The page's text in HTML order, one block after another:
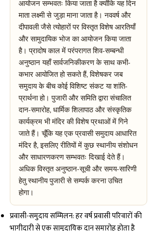
आयोजन सम्भवतः किया जाता है क्योंकि यह दिन
माता लक्ष्मी से जुड़ा माना जाता है। नववर्ष और
दीपावली जैसे त्योहारों पर विस्तृत विशेष आरतियाँ
और सामुदायिक भोज का आयोजन किया जाता
है। प्रादोष काल में परंपरागत शिव-सम्बन्धी
अनुष्ठान यहाँ सार्वजनिकीकरण के साथ कभी-
कभार आयोजित हो सकते हैं, विशेषकर जब
समुदाय के बीच कोई विशिष्ट संकट या शांति-
प्रार्थना हो। पुजारी और समिति द्वारा संचालित
दान-समारोह, धार्मिक शिलापाठ और संस्कृतिक
कार्यक्रम भी मंदिर की विशेष प्रथाओं में गिने
जाते हैं। चूँकि यह एक प्रवासी समुदाय आधारित
मंदिर है, इसलिए रीतियों में कुछ स्थानीय संशोधन
और साधारणकरण सम्भवतः दिखाई देते हैं।
अधिक विस्तृत अनुष्ठान-सूची और समय-सारिणी
हेतु स्थानीय पुजारी से सम्पर्क करना उचित
होगा।
प्रवासी-समुदाय सम्मिलन: हर वर्ष प्रवासी परिवारों की
भागीदारी से एक सामुदायिक दान समारोह होता है